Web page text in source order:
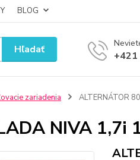
BLOG
Hľadať
zariadenia ALTERNÁTOR
NIVA 1,7i